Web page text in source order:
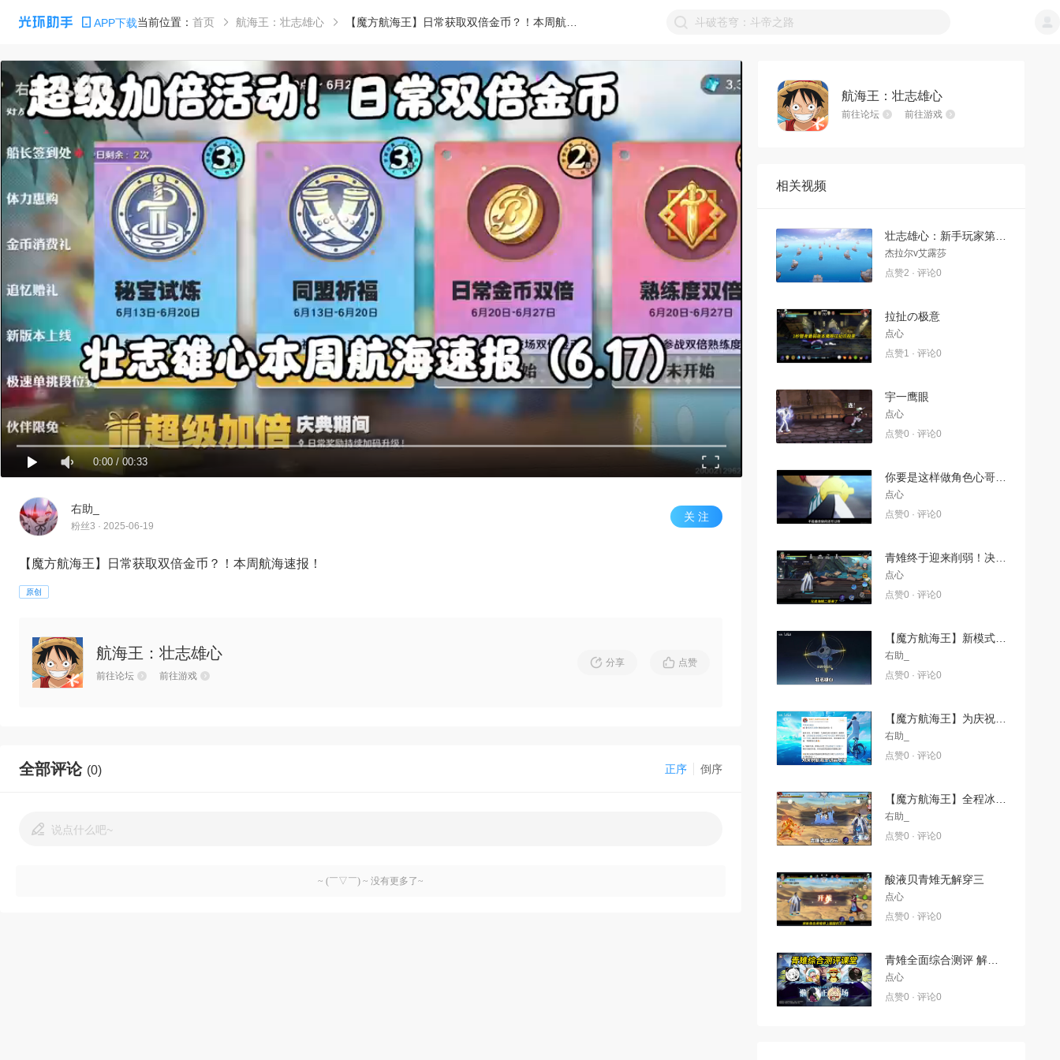
APP下载当前位置： 首页 航海王：壮志雄心
0:00 / 00:33
右助_
粉丝3 · 2025-06-19
关 注
【魔方航海王】日常获取双倍金币？！本周航海速报！
原创
航海王：壮志雄心
前往论坛 前往游戏
分享 点赞
全部评论 (0) 正序 倒序
说点什么吧~
~ (￣▽￣) ~ 没有更多了~
航海王：壮志雄心
前往论坛 前往游戏
相关视频
杰拉尔v艾露莎
点赞2 · 评论0
拉扯の极意
点心
点赞1 · 评论0
宇一鹰眼
点心
点赞0 · 评论0
点心
点赞0 · 评论0
点心
点赞0 · 评论0
右助_
点赞0 · 评论0
右助_
点赞0 · 评论0
右助_
点赞0 · 评论0
酸液贝青雉无解穿三
点心
点赞0 · 评论0
点心
点赞0 · 评论0